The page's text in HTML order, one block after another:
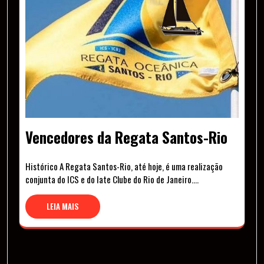
Vencedores da Regata Santos-Rio
Histórico A Regata Santos-Rio, até hoje, é uma realização
conjunta do ICS e do Iate Clube do Rio de Janeiro.…
LEIA MAIS